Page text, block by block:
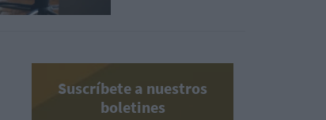
Suscríbete a nuestros
boletines